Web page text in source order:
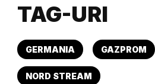
TAG-URI
GERMANIA GAZPROM
NORD STREAM